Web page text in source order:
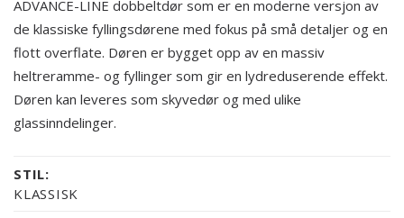
ADVANCE-LINE dobbeltdør som er en moderne versjon av
de klassiske fyllingsdørene med fokus på små detaljer og en
flott overflate. Døren er bygget opp av en massiv
heltreramme- og fyllinger som gir en lydreduserende effekt.
Døren kan leveres som skyvedør og med ulike
glassinndelinger.
STIL:
KLASSISK